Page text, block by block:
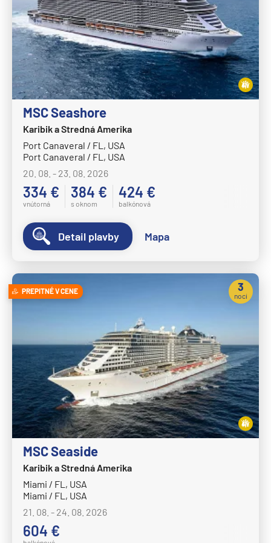
Plavba okolo sveta - segment
Plavby okolo sveta
Expedičné plavby
Antarktída
Arktída
Expedičné plavby
Galapágy
Potvrdiť zrušiť výber
Celebrity Constellation
Celebrity Eclipse
Celebrity Edge
Celebrity Equinox
Celebrity Flora
Celebrity Infinity
Celebrity Millennium
Celebrity Reflection®
Celebrity Silhouette®
Celebrity Solstice®
Celebrity Summit®
Celebrity Xcel℠
Celestyal Cruises
Celestyal Discovery
Celestyal Olympia
Costa Cruises
Costa Deliziosa
Costa Diadema
Costa Fascinosa
Costa Favolosa
Costa Fortuna
Costa Serena
Costa Smeralda
Costa Toscana
MSC Seashore
Karibik a Stredná Amerika
Port Canaveral / FL, USA
Port Canaveral / FL, USA
20. 08. - 23. 08. 2026
334 €
vnútorná
384 €
s oknom
424 €
balkónová
Detail plavby Mapa
PREPITNÉ V CENE
MSC Seaside
Karibik a Stredná Amerika
Miami / FL, USA
Miami / FL, USA
21. 08. - 24. 08. 2026
604 €
3
noci